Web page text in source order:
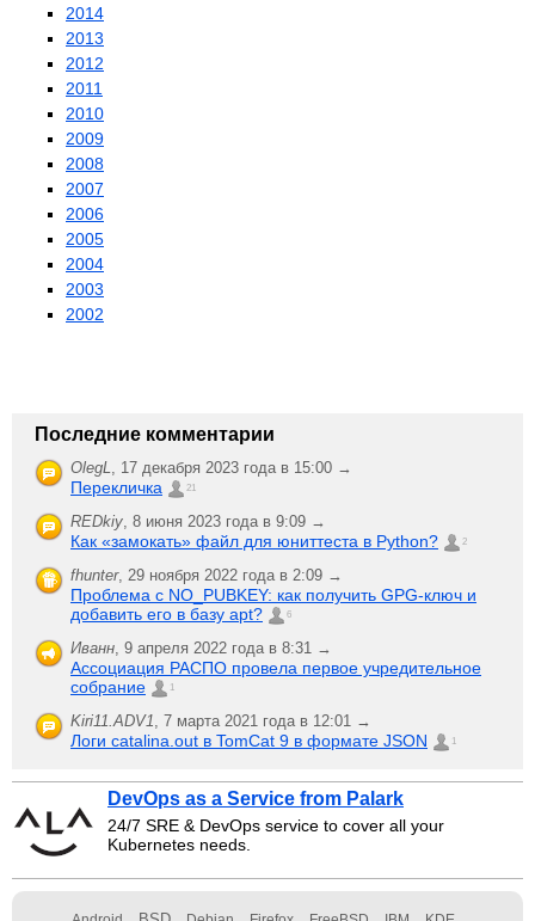
2014
2013
2012
2011
2010
2009
2008
2007
2006
2005
2004
2003
2002
Последние комментарии
OlegL, 17 декабря 2023 года в 15:00 →
Перекличка 21
REDkiy, 8 июня 2023 года в 9:09 →
Как «замокать» файл для юниттеста в Python? 2
fhunter, 29 ноября 2022 года в 2:09 →
Проблема с NO_PUBKEY: как получить GPG-ключ и
добавить его в базу apt?
6
Иванн, 9 апреля 2022 года в 8:31 →
Ассоциация РАСПО провела первое учредительное
собрание
1
Kiri11.ADV1, 7 марта 2021 года в 12:01 →
Логи catalina.out в TomCat 9 в формате JSON 1
DevOps as a Service from Palark
24/7 SRE & DevOps service to cover all your
Kubernetes needs.